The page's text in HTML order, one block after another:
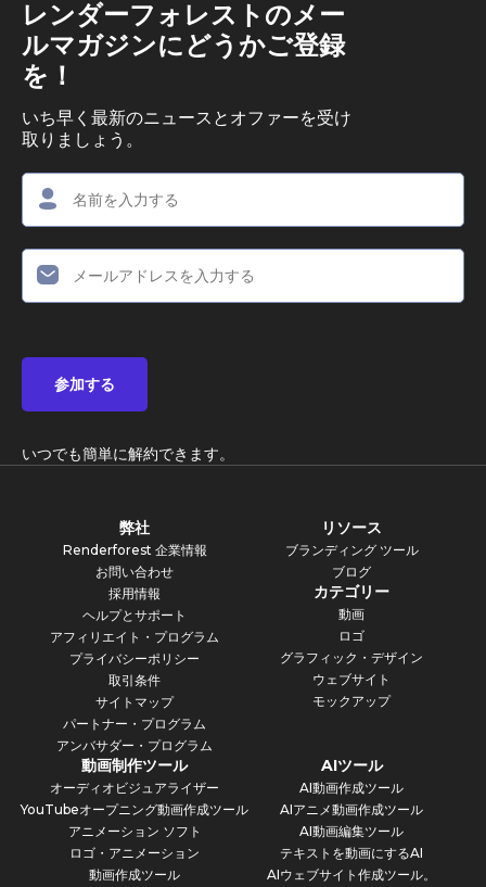
レンダーフォレストのメー
ルマガジンにどうかご登録
を！
いち早く最新のニュースとオファーを受け
取りましょう。
参加する
いつでも簡単に解約できます。
弊社
Renderforest 企業情報
お問い合わせ
採用情報
ヘルプとサポート
アフィリエイト・プログラム
プライバシーポリシー
取引条件
サイトマップ
パートナー・プログラム
アンバサダー・プログラム
リソース
ブランディング ツール
ブログ
カテゴリー
動画
ロゴ
グラフィック・デザイン
ウェブサイト
モックアップ
動画制作ツール
オーディオビジュアライザー
YouTubeオープニング動画作成ツール
アニメーション ソフト
ロゴ・アニメーション
動画作成ツール
AIツール
AI動画作成ツール
AIアニメ動画作成ツール
AI動画編集ツール
テキストを動画にするAI
AIウェブサイト作成ツール。